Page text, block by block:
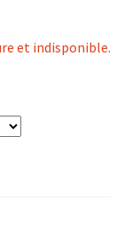
et indisponible.